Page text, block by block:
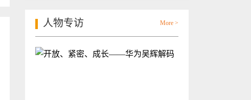
人物专访 More >